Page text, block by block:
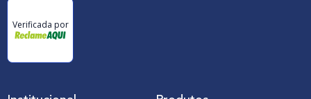
Verificada por